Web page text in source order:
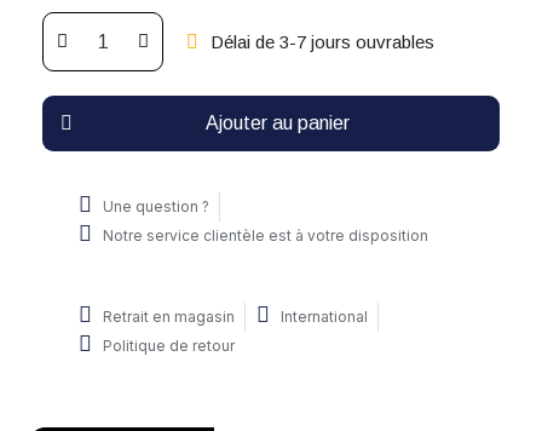
Délai de 3-7 jours ouvrables
Ajouter au panier
Une question ?
Notre service clientèle est à votre disposition
Retrait en magasin
International
Politique de retour